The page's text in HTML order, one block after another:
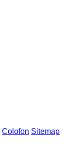
Colofon Sitemap